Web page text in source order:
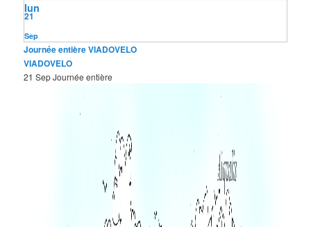
Sep
21
lun
Journée entièreVIADOVELO
VIADOVELO
21 SepJournée entière